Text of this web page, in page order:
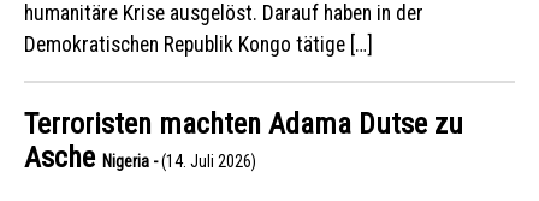
humanitäre Krise ausgelöst. Darauf haben in der
Demokratischen Republik Kongo tätige […]
Terroristen machten Adama Dutse zu
Asche Nigeria -(14. Juli 2026)